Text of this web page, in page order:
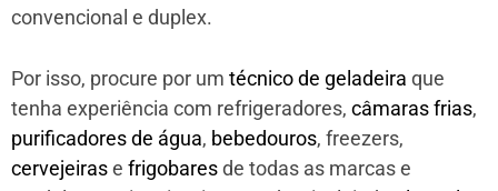
convencional e duplex.
Por isso, procure por um técnico de geladeira que
tenha experiência com refrigeradores, câmaras frias,
purificadores de água, bebedouros, freezers,
cervejeirase frigobaresde todas as marcas e